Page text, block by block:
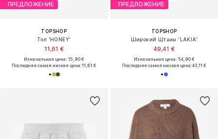
ПРЕДЛОЖЕНИЕ
TOPSHOP
Топ 'HONEY'
11,61 €
Изначальная цена: 15,90 €
Последняя самая низкая цена:11,61 €
ПРЕДЛОЖЕНИЕ
TOPSHOP
Широкий Штаны 'LAKIA'
49,41 €
Изначальная цена: 54,90 €
Последняя самая низкая цена:43,11 €